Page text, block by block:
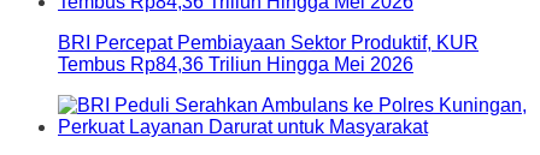
BRI Percepat Pembiayaan Sektor Produktif, KUR
Tembus Rp84,36 Triliun Hingga Mei 2026